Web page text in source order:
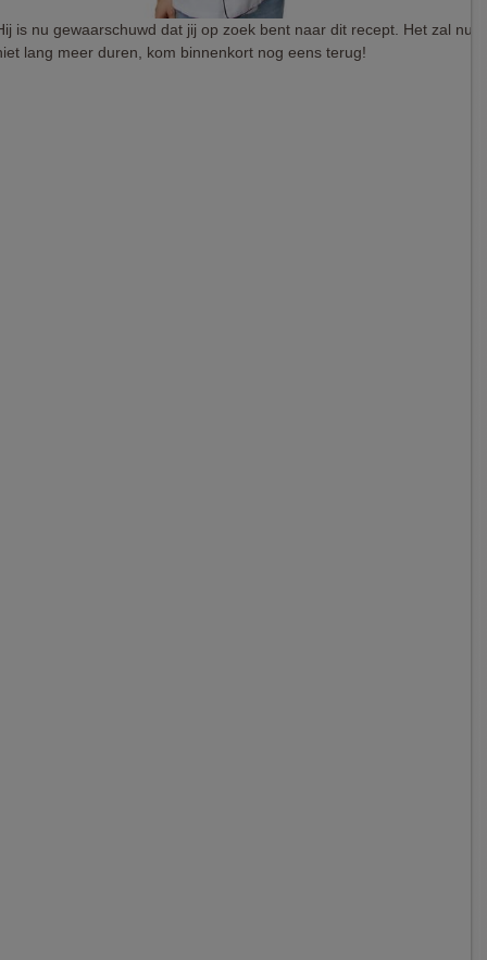
is nu gewaarschuwd dat jij op zoek bent naar dit recept. Het zal nu
lang meer duren, kom binnenkort nog eens terug!